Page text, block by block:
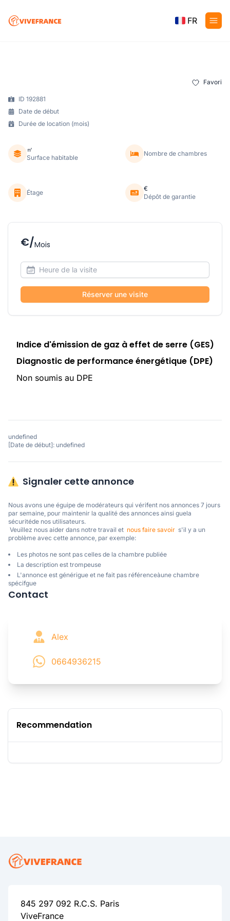
FR
Favori
ID 192881
Date de début
Durée de location (mois)
㎡
Surface habitable
Nombre de chambres
Étage
€
Dépôt de garantie
€/Mois
Réserver une visite
Indice d'émission de gaz à effet de serre (GES)
Diagnostic de performance énergétique (DPE)
Non soumis au DPE
undefined
[Date de début]: undefined
Signaler cette annonce
Nous avons une éguipe de modérateurs qui vérifent nos annonces 7 jours
par semaine, pour maintenir la qualité des annonces ainsi guela
sécuritéde nos utilisateurs.
Veuillez nous aider dans notre travail et nous faire savoir
  s'il y a un
problème avec cette annonce, par exemple:
Les photos ne sont pas celles de la chambre publiée
La description est trompeuse
L'annonce est générigue et ne fait pas référenceàune chambre
spécifgue
Contact
Alex
0664936215
Recommendation
845 297 092 R.C.S. Paris
ViveFrance